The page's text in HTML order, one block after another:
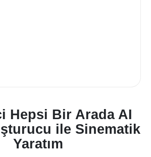
Hepsi Bir Arada AI
ile Sinematik
Yaratım